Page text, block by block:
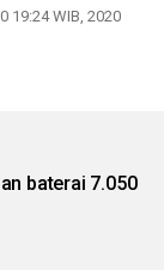
19:24 WIB, 2020
baterai 7.050